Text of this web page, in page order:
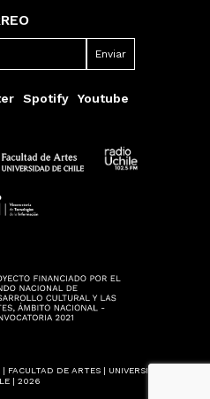
Spotify Youtube
FACULTAD DE ARTES | UNIVERSIDAD DE
| 2026